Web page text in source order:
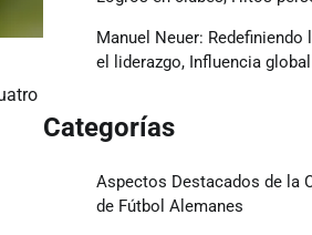
Manuel Neuer:
el liderazgo, Influencia global
Categorías
Aspectos Destacados de la
de Fútbol Alemanes